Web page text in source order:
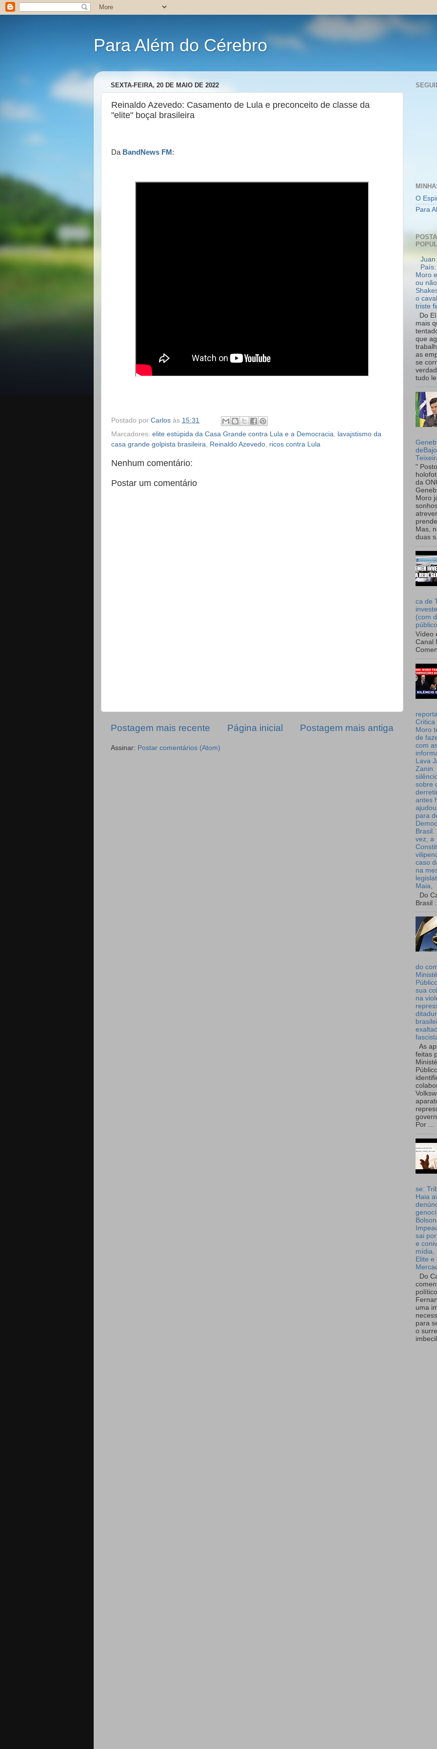
Para Além do Cérebro
SEXTA-FEIRA, 20 DE MAIO DE 2022
Reinaldo Azevedo: Casamento de Lula e preconceito de classe da
"elite" boçal brasileira
Da BandNews FM :
Postado por Carlos às 15:31
Marcadores: elite estúpida da Casa Grande contra Lula e a Democracia
lavajstismo da
casa grande golpista brasileira
Reinaldo Azevedo ricos contra Lula
Nenhum comentário:
Postar um comentário
Postagem mais recente Postagem mais antiga
Página inicial
Assinar: Postar comentários (Atom)
O
Para
Juan
Moro
ou
o
triste
Do
mais
que
as
se
tudo
"
da
Moro
Mas,
duas
ca de
(com
Vídeo
Canal
Critica
Moro
de
com
Lava
Zanin.
sobre
antes
para
Brasil.
vez, a
caso
na
Maia,
Do
Brasil :
do
sua
na
As
feitas
Por ...
se:
Haia
sai
e
mídia,
Elite e
Do
uma
para
o